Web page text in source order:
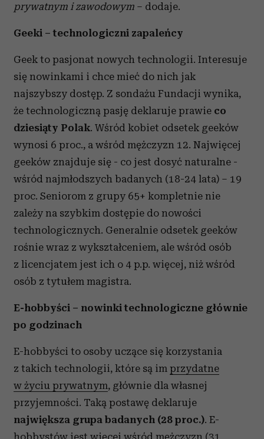
prywatnym i zawodowym – dodaje.
Geeki – technologiczni zapaleńcy
Geek to pasjonat nowych technologii. Interesuje
się nowinkami i chce mieć do nich jak
najszybszy dostęp. Z sondażu Fundacji wynika,
że technologiczną pasję deklaruje prawie co
dziesiąty Polak. Wśród kobiet odsetek geeków
wynosi 6 proc., a wśród mężczyzn 12. Najwięcej
geeków znajduje się - co jest dosyć naturalne -
wśród najmłodszych badanych (18-24 lata) – 19
proc. Seniorom z grupy 65+ kompletnie nie
zależy na szybkim dostępie do nowości
technologicznych. Generalnie odsetek geeków
rośnie wraz z wykształceniem, ale wśród osób
z licencjatem jest ich o 4 p.p. więcej, niż wśród
osób z tytułem magistra.
E-hobbyści – nowinki technologiczne głównie
po godzinach
E-hobbyści to osoby uczące się korzystania
z takich technologii, które są im przydatne
w życiu prywatnym, głównie dla własnej
przyjemności. Taką postawę deklaruje
największa grupa badanych (28 proc.). E-
hobbystów jest więcej wśród mężczyzn (31